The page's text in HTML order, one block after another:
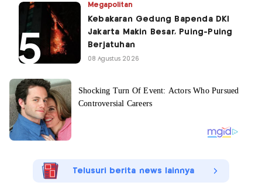
Megapolitan
Kebakaran Gedung Bapenda DKI
Jakarta Makin Besar, Puing-Puing
Berjatuhan
08 Agustus 2026
Telusuri berita news lainnya